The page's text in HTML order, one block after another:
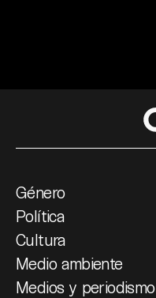
Género
Política
Cultura
Medio ambiente
Medios y periodismo